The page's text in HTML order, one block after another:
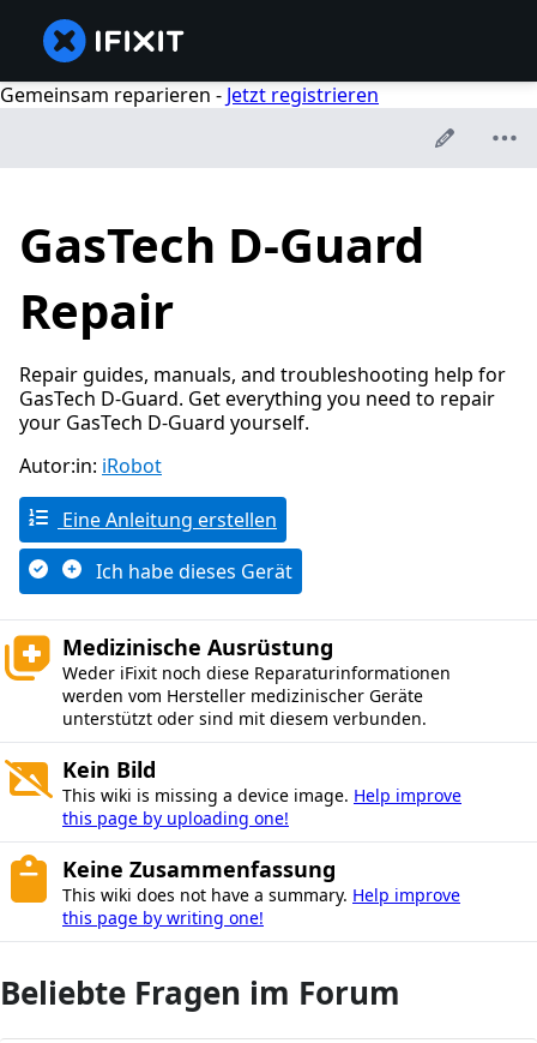
Gemeinsam reparieren - Jetzt registrieren
GasTech D-Guard
Repair
Repair guides, manuals, and troubleshooting help for
GasTech D-Guard. Get everything you need to repair
your GasTech D-Guard yourself.
Autor:in: iRobot
Eine Anleitung erstellen
Ich habe dieses Gerät
Medizinische Ausrüstung
Weder iFixit noch diese Reparaturinformationen
werden vom Hersteller medizinischer Geräte
unterstützt oder sind mit diesem verbunden.
Kein Bild
This wiki is missing a device image. Help improve
this page by uploading one!
Keine Zusammenfassung
This wiki does not have a summary. Help improve
this page by writing one!
Beliebte Fragen im Forum